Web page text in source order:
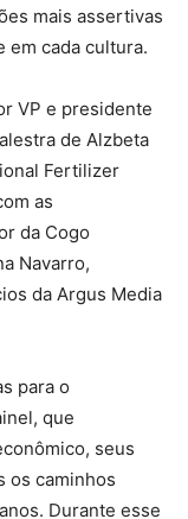
mais assertivas
em cada cultura.
VP e presidente
de Alzbeta
Fertilizer
as
da Cogo
Navarro,
da Argus Media
para o
que
seus
os caminhos
Durante esse